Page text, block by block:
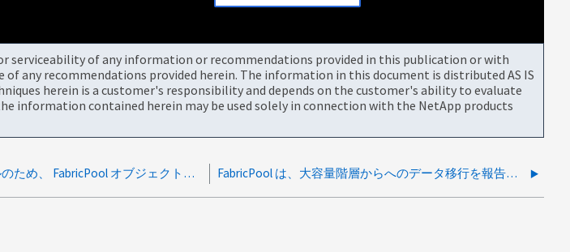
serviceability of any information or recommendations provided in this publication or with
any recommendations provided herein. The information in this document is distributed AS IS
herein is a customer's responsibility and depends on the customer's ability to evaluate
contained herein may be used solely in connection with the NetApp products
StorageGRID がフルのため、 FabricPool オブジェクトストアが使用できません FabricPool は、大容量階層からへのデータ移行を報告します パフォーマンス階層が停止されました